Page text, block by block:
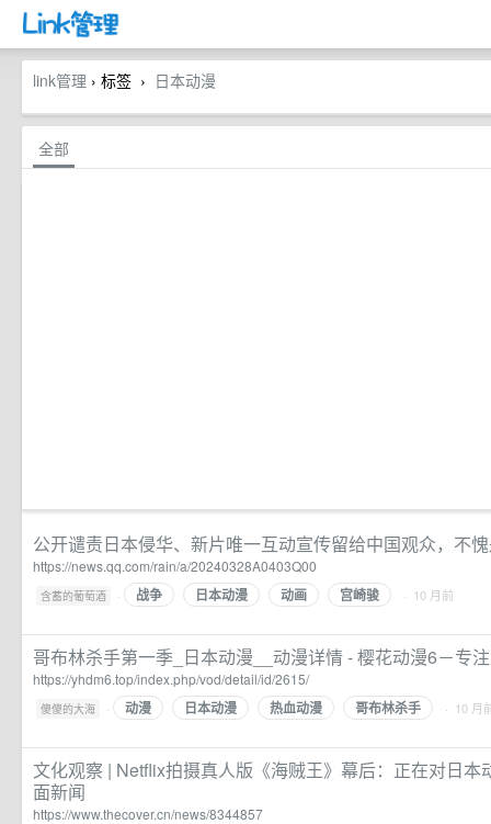
link管理 › 标签 › 日本动漫
全部
公开谴责日本侵华、新片唯一互动宣传留给中国观众，不
https://news.qq.com/rain/a/20240328A0403Q00
含蓄的葡萄酒 · 战争 日本动漫 动画 宫崎骏 · 10 月前
哥布林杀手第一季_日本动漫__动漫详情 - 樱花动漫6－专
https://yhdm6.top/index.php/vod/detail/id/2615/
傻傻的大海 · 动漫 日本动漫 热血动漫 哥布林杀手 · 10 月
文化观察 | Netflix拍摄真人版《海贼王》幕后：正在对日本
面新闻
https://www.thecover.cn/news/8344857